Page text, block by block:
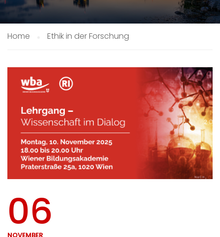
Home Ethik in der Forschung
06